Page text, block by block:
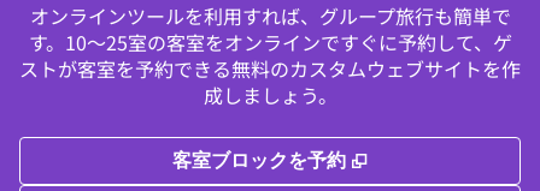
オンラインツールを利用すれば、グループ旅行も簡単で
す。10～25室の客室をオンラインですぐに予約して、ゲ
ストが客室を予約できる無料のカスタムウェブサイトを作
成しましょう。
客室ブロックを予約 ,